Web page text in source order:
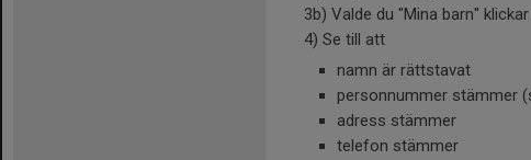
3b) Valde du "Mina barn"
4) Se till att
namn är rättstavat
personnummer stämmer
adress stämmer
telefon stämmer